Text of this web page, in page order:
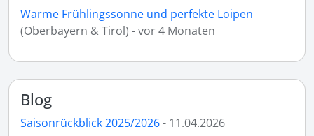
Warme Frühlingssonne und perfekte Loipen
(Oberbayern & Tirol) - vor 4 Monaten
Blog
Saisonrückblick 2025/2026- 11.04.2026